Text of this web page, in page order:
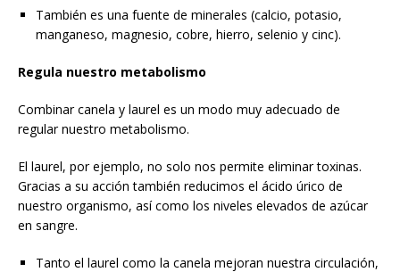
También es una fuente de minerales (calcio, potasio,
manganeso, magnesio, cobre, hierro, selenio y cinc).
Regula nuestro metabolismo
Combinar canela y laurel es un modo muy adecuado de
regular nuestro metabolismo.
El laurel, por ejemplo, no solo nos permite eliminar toxinas.
Gracias a su acción también reducimos el ácido úrico de
nuestro organismo, así como los niveles elevados de azúcar
en sangre.
Tanto el laurel como la canela mejoran nuestra circulación,